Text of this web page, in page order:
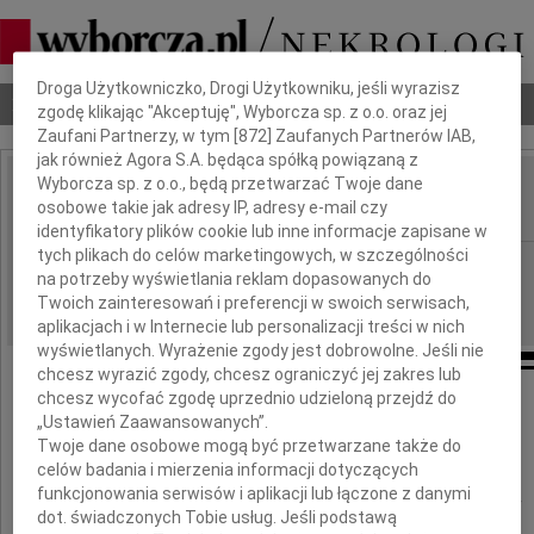
Nekrologi Odeszli Poradnik pogrzebowy
IMIĘ I NAZWISKO: Zygmunt Bauman
REGION: cała Polska
DATA EMISJI: 13.01.2017
Z głębokim smutkiem żegnamy
Zygmunta Baumana
Dbamy o Twoją prywatność
Droga Użytkowniczko, Drogi Użytkowniku, jeśli wyrazisz
zgodę klikając "Akceptuję", Wyborcza sp. z o.o. oraz jej
Zaufani Partnerzy, w tym [872 ] Zaufanych Partnerów IAB,
jak również Agora S.A. będąca spółką powiązaną z
Wyborcza sp. z o.o., będą przetwarzać Twoje dane
osobowe takie jak adresy IP, adresy e-mail czy
identyfikatory plików cookie lub inne informacje zapisane w
tych plikach do celów marketingowych, w szczególności
na potrzeby wyświetlania reklam dopasowanych do
Twoich zainteresowań i preferencji w swoich serwisach,
aplikacjach i w Internecie lub personalizacji treści w nich
wyświetlanych. Wyrażenie zgody jest dobrowolne. Jeśli nie
chcesz wyrazić zgody, chcesz ograniczyć jej zakres lub
chcesz wycofać zgodę uprzednio udzieloną przejdź do
„Ustawień Zaawansowanych”.
Twoje dane osobowe mogą być przetwarzane także do
celów badania i mierzenia informacji dotyczących
funkcjonowania serwisów i aplikacji lub łączone z danymi
dot. świadczonych Tobie usług. Jeśli podstawą